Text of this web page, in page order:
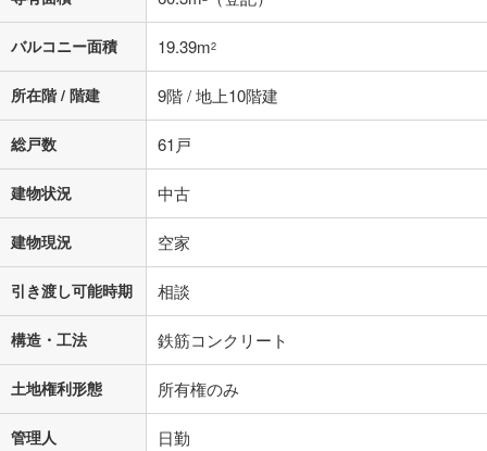
バルコニー面積 19.39m2
所在階 / 階建 9階 / 地上10階建
総戸数 61戸
建物状況 中古
建物現況 空家
引き渡し可能時期 相談
構造・工法 鉄筋コンクリート
土地権利形態 所有権のみ
管理人 日勤